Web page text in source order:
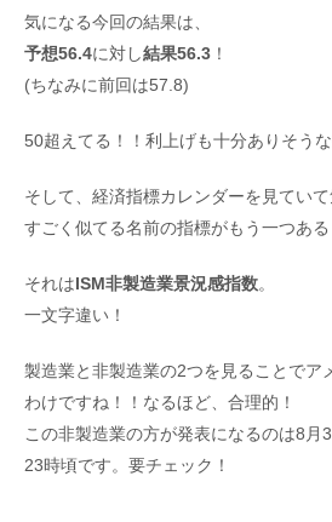
気になる今回の結果は、
予想56.4に対し結果56.3 ！
(ちなみに前回は57.8)
50超えてる！！利上げも十分ありそうな
そして、経済指標カレンダーを見ていて
すごく似てる名前の指標がもう一つある
それはISM非製造業景況感指数。
一文字違い！
製造業と非製造業の2つを見ることでア
わけですね！！なるほど、合理的！
この非製造業の方が発表になるのは8月
23時頃です。要チェック！